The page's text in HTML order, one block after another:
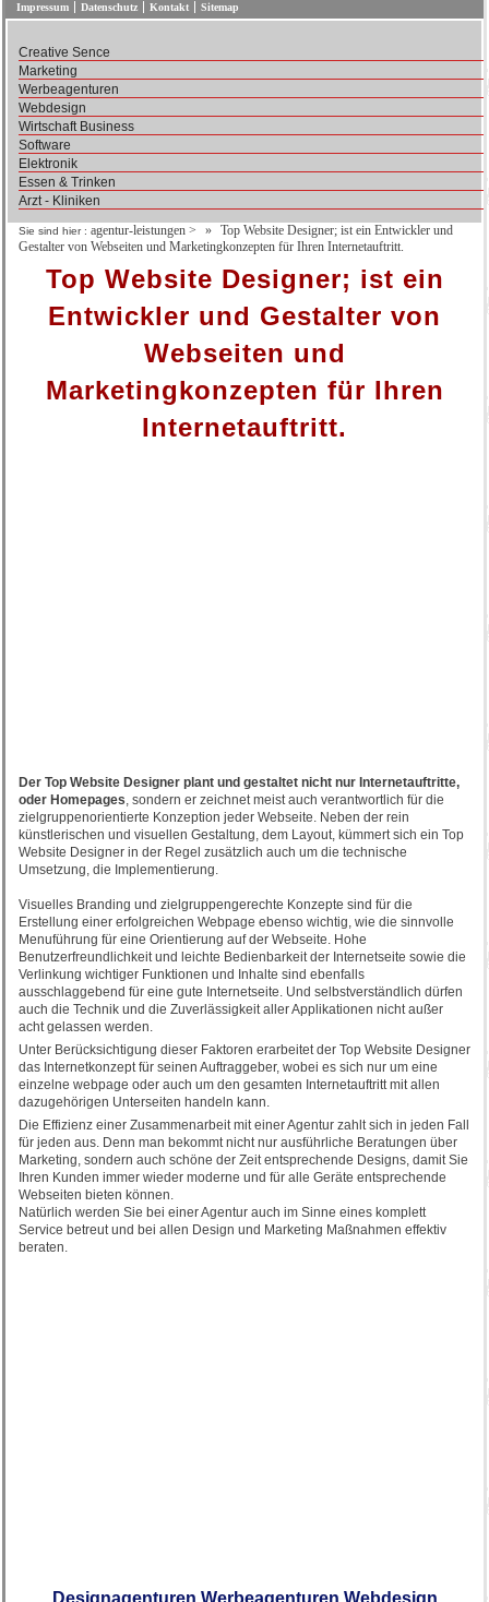
Impressum Datenschutz Kontakt Sitemap
Creative Sence
Marketing
Werbeagenturen
Webdesign
Wirtschaft Business
Software
Elektronik
Essen & Trinken
Arzt - Kliniken
Sie sind hier : agentur-leistungen >
Top Website Designer; ist ein Entwickler und
Gestalter von Webseiten und Marketingkonzepten für Ihren Internetauftritt.
Top Website Designer; ist ein
Entwickler und Gestalter von
Webseiten und
Marketingkonzepten für Ihren
Internetauftritt.
Der Top Website Designer plant und gestaltet nicht nur Internetauftritte,
oder Homepages, sondern er zeichnet meist auch verantwortlich für die
zielgruppenorientierte Konzeption jeder Webseite. Neben der rein
künstlerischen und visuellen Gestaltung, dem Layout, kümmert sich ein Top
Website Designer in der Regel zusätzlich auch um die technische
Umsetzung, die Implementierung.
Visuelles Branding und zielgruppengerechte Konzepte sind für die
Erstellung einer erfolgreichen Webpage ebenso wichtig, wie die sinnvolle
Menuführung für eine Orientierung auf der Webseite. Hohe
Benutzerfreundlichkeit und leichte Bedienbarkeit der Internetseite sowie die
Verlinkung wichtiger Funktionen und Inhalte sind ebenfalls
ausschlaggebend für eine gute Internetseite. Und selbstverständlich dürfen
auch die Technik und die Zuverlässigkeit aller Applikationen nicht außer
acht gelassen werden.
Unter Berücksichtigung dieser Faktoren erarbeitet der Top Website Designer
das Internetkonzept für seinen Auftraggeber, wobei es sich nur um eine
einzelne webpage oder auch um den gesamten Internetauftritt mit allen
dazugehörigen Unterseiten handeln kann.
Die Effizienz einer Zusammenarbeit mit einer Agentur zahlt sich in jeden Fall
für jeden aus. Denn man bekommt nicht nur ausführliche Beratungen über
Marketing, sondern auch schöne der Zeit entsprechende Designs, damit Sie
Ihren Kunden immer wieder moderne und für alle Geräte entsprechende
Webseiten bieten können.
Natürlich werden Sie bei einer Agentur auch im Sinne eines komplett
Service betreut und bei allen Design und Marketing Maßnahmen effektiv
beraten.
Designagenturen Werbeagenturen Webdesign